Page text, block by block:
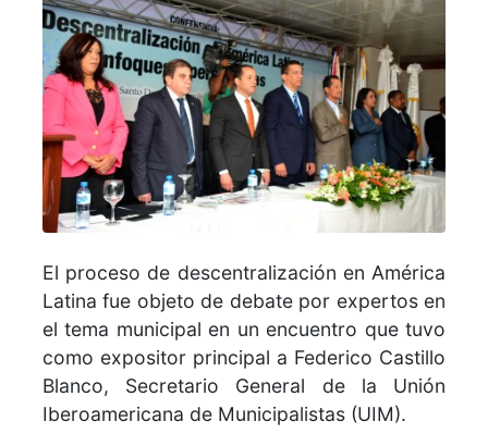
El proceso de descentralización en América
Latina fue objeto de debate por expertos en
el tema municipal en un encuentro que tuvo
como expositor principal a Federico Castillo
Blanco, Secretario General de la Unión
Iberoamericana de Municipalistas (UIM).